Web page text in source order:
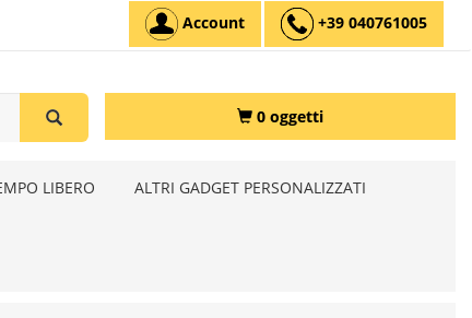
Account +39 040761005
0 oggetti
LIBERO ALTRI GADGET PERSONALIZZATI